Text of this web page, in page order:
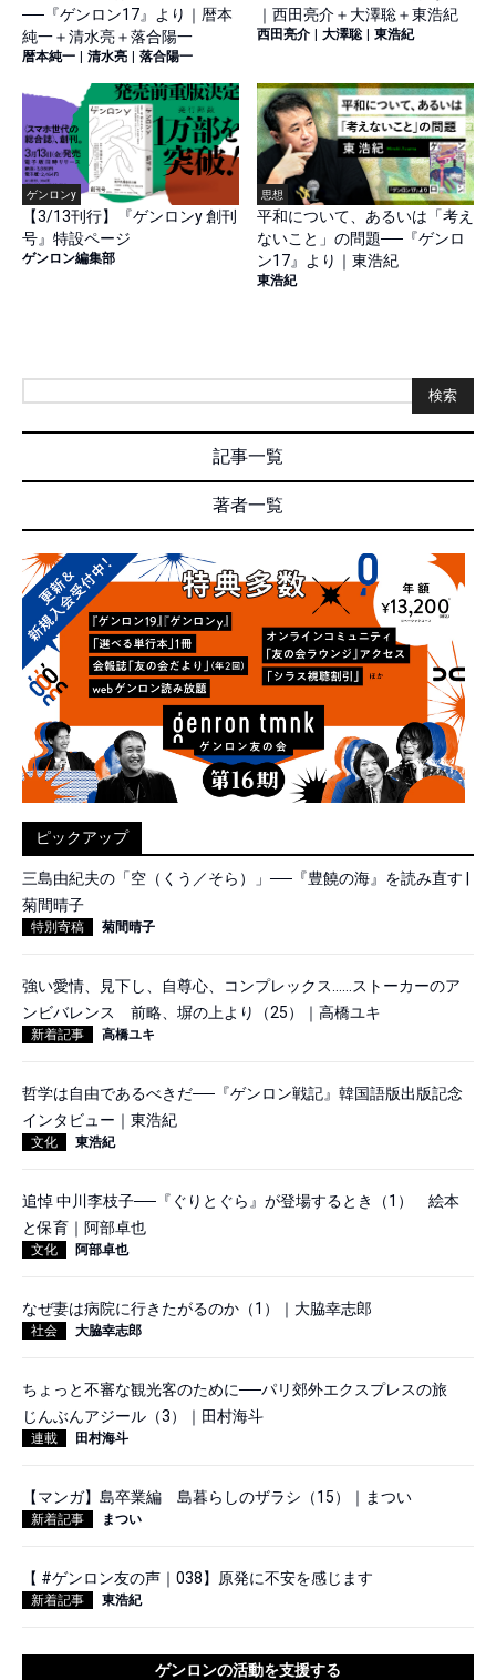
──『ゲンロン17』より｜暦本
純一＋清水亮＋落合陽一
暦本純一 | 清水亮 | 落合陽一
｜西田亮介＋大澤聡＋東浩紀
西田亮介 | 大澤聡 | 東浩紀
ゲンロンy
【3/13刊行】『ゲンロンy 創刊
号』特設ページ
ゲンロン編集部
思想
平和について、あるいは「考え
ないこと」の問題──『ゲンロ
ン17』より｜東浩紀
東浩紀
検索
記事一覧
著者一覧
ピックアップ
三島由紀夫の「空（くう／そら）」──『豊饒の海』を読み直す |
菊間晴子
特別寄稿 菊間晴子
強い愛情、見下し、自尊心、コンプレックス……ストーカーのア
ンビバレンス 前略、塀の上より（25）｜高橋ユキ
新着記事 高橋ユキ
哲学は自由であるべきだ──『ゲンロン戦記』韓国語版出版記念
インタビュー｜東浩紀
文化 東浩紀
追悼 中川李枝子──『ぐりとぐら』が登場するとき（1） 絵本
と保育｜阿部卓也
文化 阿部卓也
なぜ妻は病院に行きたがるのか（1）｜大脇幸志郎
社会 大脇幸志郎
ちょっと不審な観光客のために──パリ郊外エクスプレスの旅
じんぶんアジール（3）｜田村海斗
連載 田村海斗
【マンガ】島卒業編 島暮らしのザラシ（15）｜まつい
新着記事 まつい
【 #ゲンロン友の声｜038】原発に不安を感じます
新着記事 東浩紀
ゲンロンの活動を支援する